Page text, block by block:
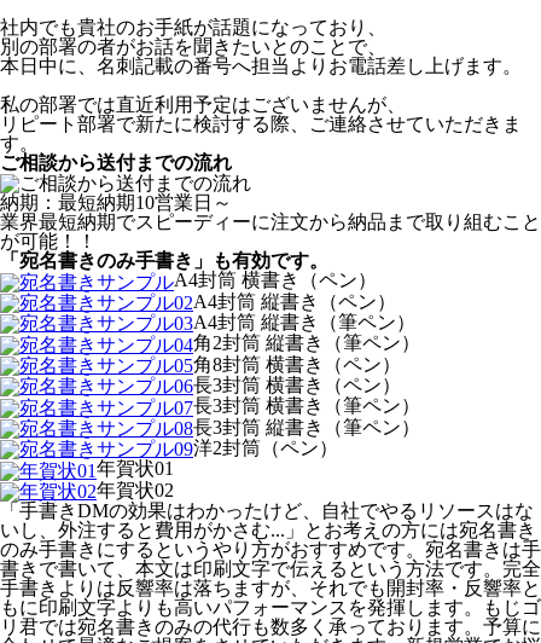
社内でも貴社のお手紙が話題になっており、
別の部署の者がお話を聞きたいとのことで、
本日中に、名刺記載の番号へ担当よりお電話差し上げます。
私の部署では直近利用予定はございませんが、
リピート部署で新たに検討する際、ご連絡させていただきま
す。
ご相談から送付までの流れ
納期：最短納期10営業日～
業界最短納期でスピーディーに注文から納品まで取り組むこと
が可能！！
「宛名書きのみ手書き」も有効です。
A4封筒 横書き（ペン）
A4封筒 縦書き（ペン）
A4封筒 縦書き（筆ペン）
角2封筒 縦書き（筆ペン）
角8封筒 横書き（ペン）
長3封筒 横書き（ペン）
長3封筒 横書き（筆ペン）
長3封筒 縦書き（筆ペン）
洋2封筒（ペン）
年賀状01
年賀状02
「手書きDMの効果はわかったけど、自社でやるリソースはな
いし、外注すると費用がかさむ...」とお考えの方には宛名書き
のみ手書きにするというやり方がおすすめです。宛名書きは手
書きで書いて、本文は印刷文字で伝えるという方法です。完全
手書きよりは反響率は落ちますが、それでも開封率・反響率と
もに印刷文字よりも高いパフォーマンスを発揮します。もじゴ
リ君では宛名書きのみの代行も数多く承っております。予算に